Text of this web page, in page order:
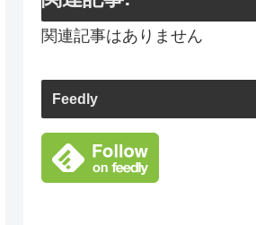
関連記事はありません
Feedly